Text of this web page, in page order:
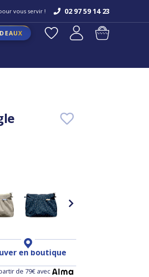
vous servir ! 02 97 59 14 23
en boutique
de 79€ avec